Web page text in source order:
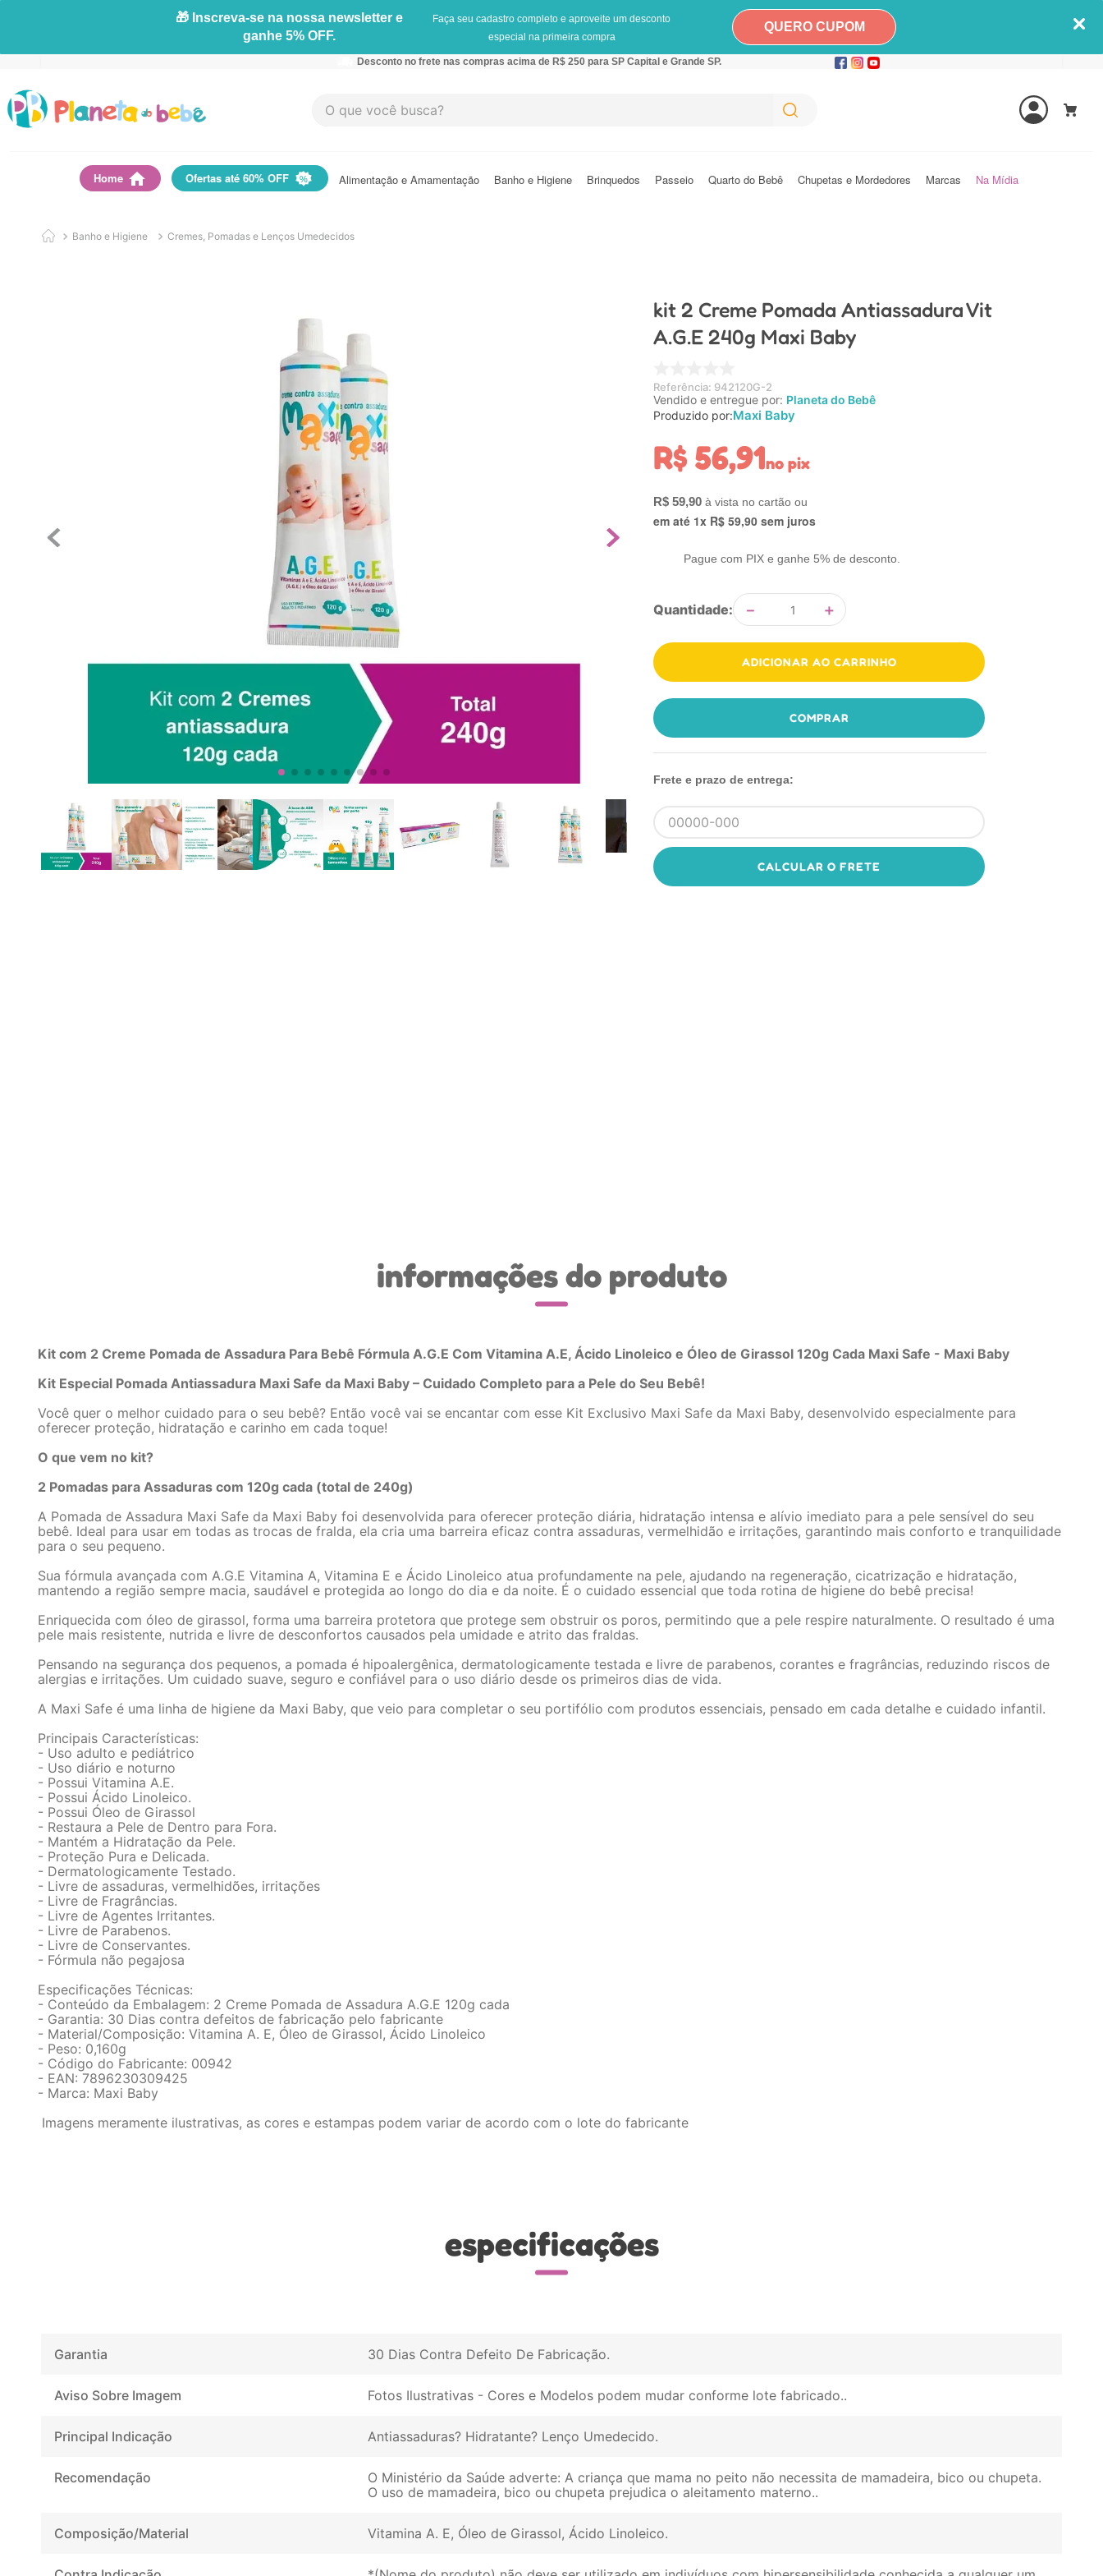
🎁 Inscreva-se na nossa newsletter e
ganhe 5% OFF.
Faça seu cadastro completo e aproveite um desconto
especial na primeira compra
QUERO CUPOM
Desconto no frete nas compras acima de R$ 250 para SP Capital e Grande SP.
O que você busca?
Home Ofertas até 60% OFF Alimentação e Amamentação Banho e Higiene Brinquedos Passeio Quarto do Bebê Chupetas e Mordedores Marcas Na Mídia
Banho e Higiene Cremes, Pomadas e Lenços Umedecidos
kit 2 Creme Pomada Antiassadura Vit
A.G.E 240g Maxi Baby
Referência: 942120G-2
Vendido e entregue por: Planeta do Bebê
Produzido por:Maxi Baby
R$ 56,91no pix
R$ 59,90
em até 1x R$ 59,90 sem juros
Pague com PIX e ganhe 5% de desconto.
Quantidade ＋
－
ADICIONAR AO CARRINHO
COMPRAR
Frete e prazo de entrega:
CALCULAR O FRETE
informações do produto
Kit com 2 Creme Pomada de Assadura Para Bebê Fórmula A.G.E Com Vitamina A.E, Ácido Linoleico e Óleo de Girassol 120g Cada Maxi Safe - Maxi Baby
Kit Especial Pomada Antiassadura Maxi Safe da Maxi Baby – Cuidado Completo para a Pele do Seu Bebê!
Você quer o melhor cuidado para o seu bebê? Então você vai se encantar com esse Kit Exclusivo Maxi Safe da Maxi Baby, desenvolvido especialmente para
oferecer proteção, hidratação e carinho em cada toque!
O que vem no kit?
2 Pomadas para Assaduras com 120g cada (total de 240g)
A Pomada de Assadura Maxi Safe da Maxi Baby foi desenvolvida para oferecer proteção diária, hidratação intensa e alívio imediato para a pele sensível do seu
bebê. Ideal para usar em todas as trocas de fralda, ela cria uma barreira eficaz contra assaduras, vermelhidão e irritações, garantindo mais conforto e tranquilidade
para o seu pequeno.
Sua fórmula avançada com A.G.E Vitamina A, Vitamina E e Ácido Linoleico atua profundamente na pele, ajudando na regeneração, cicatrização e hidratação,
mantendo a região sempre macia, saudável e protegida ao longo do dia e da noite. É o cuidado essencial que toda rotina de higiene do bebê precisa!
Enriquecida com óleo de girassol, forma uma barreira protetora que protege sem obstruir os poros, permitindo que a pele respire naturalmente. O resultado é uma
pele mais resistente, nutrida e livre de desconfortos causados pela umidade e atrito das fraldas.
Pensando na segurança dos pequenos, a pomada é hipoalergênica, dermatologicamente testada e livre de parabenos, corantes e fragrâncias, reduzindo riscos de
alergias e irritações. Um cuidado suave, seguro e confiável para o uso diário desde os primeiros dias de vida.
A Maxi Safe é uma linha de higiene da Maxi Baby, que veio para completar o seu portifólio com produtos essenciais, pensado em cada detalhe e cuidado infantil.
Principais Características:
- Uso adulto e pediátrico
- Uso diário e noturno
- Possui Vitamina A.E.
- Possui Ácido Linoleico.
- Possui Óleo de Girassol
- Restaura a Pele de Dentro para Fora.
- Mantém a Hidratação da Pele.
- Proteção Pura e Delicada.
- Dermatologicamente Testado.
- Livre de assaduras, vermelhidões, irritações
- Livre de Fragrâncias.
- Livre de Agentes Irritantes.
- Livre de Parabenos.
- Livre de Conservantes.
- Fórmula não pegajosa
Especificações Técnicas:
- Conteúdo da Embalagem: 2 Creme Pomada de Assadura A.G.E 120g cada
- Garantia: 30 Dias contra defeitos de fabricação pelo fabricante
- Material/Composição: Vitamina A. E, Óleo de Girassol, Ácido Linoleico
- Peso: 0,160g
- Código do Fabricante: 00942
- EAN: 7896230309425
- Marca: Maxi Baby
Imagens meramente ilustrativas, as cores e estampas podem variar de acordo com o lote do fabricante
especificações
Garantia 30 Dias Contra Defeito De Fabricação
Aviso Sobre Imagem Fotos Ilustrativas - Cores e Modelos podem mudar conforme lote fabricado.
Principal Indicação Antiassaduras? Hidratante? Lenço Umedecido
Recomendação
O Ministério da Saúde adverte: A criança que mama no peito não necessita de mamadeira, bico ou chupeta.
O uso de mamadeira, bico ou chupeta prejudica o aleitamento materno.
Composição/Material Vitamina A. E, Óleo de Girassol, Ácido Linoleico